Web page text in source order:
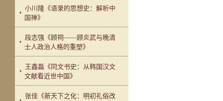
小川隆《语录的思想史：解析中
国禅》
段志强《顾祠——顾炎武与晚清
士人政治人格的重塑》
王鑫磊《同文书史：从韩国汉文
文献看近世中国》
张佳《新天下之化：明初礼俗改